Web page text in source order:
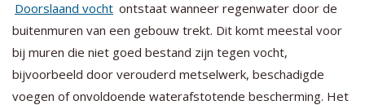
Doorslaand vocht ontstaat wanneer regenwater door de
buitenmuren van een gebouw trekt. Dit komt meestal voor
bij muren die niet goed bestand zijn tegen vocht,
bijvoorbeeld door verouderd metselwerk, beschadigde
voegen of onvoldoende waterafstotende bescherming. Het